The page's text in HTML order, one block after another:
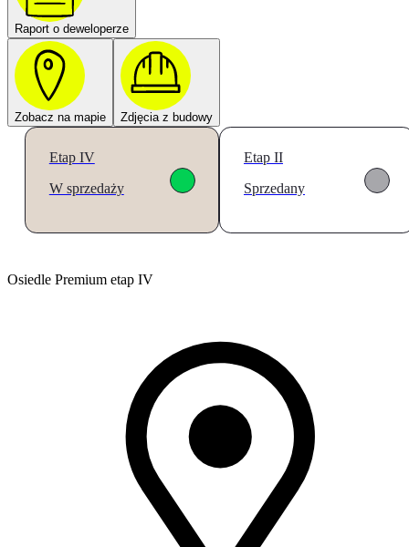
Raport o deweloperze
Zobacz na mapie Zdjęcia z budowy
Etap IV
W sprzedaży
Etap II
Sprzedany
Osiedle Premium etap IV